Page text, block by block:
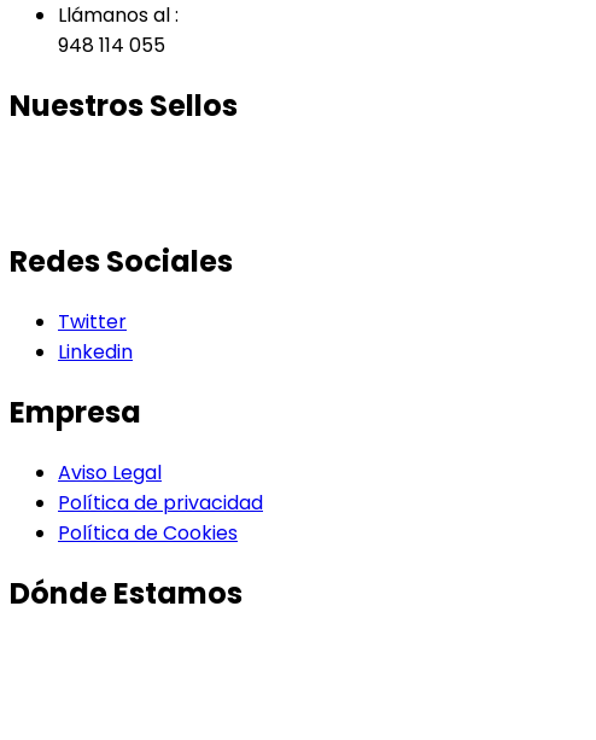
Llámanos al :
948 114 055
Nuestros Sellos
Redes Sociales
Twitter
Linkedin
Empresa
Aviso Legal
Política de privacidad
Política de Cookies
Dónde Estamos